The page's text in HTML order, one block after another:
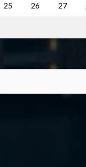
25 26 27